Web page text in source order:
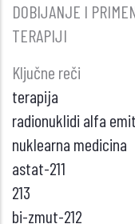
DOBIJANJE I
TERAPIJI
Ključne reči
terapija
radionuklidi alfa
nuklearna medicina
astat-211
213
bi-zmut-212